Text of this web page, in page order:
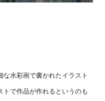
水彩画で書かれたイラスト
トで作品が作れるというのも